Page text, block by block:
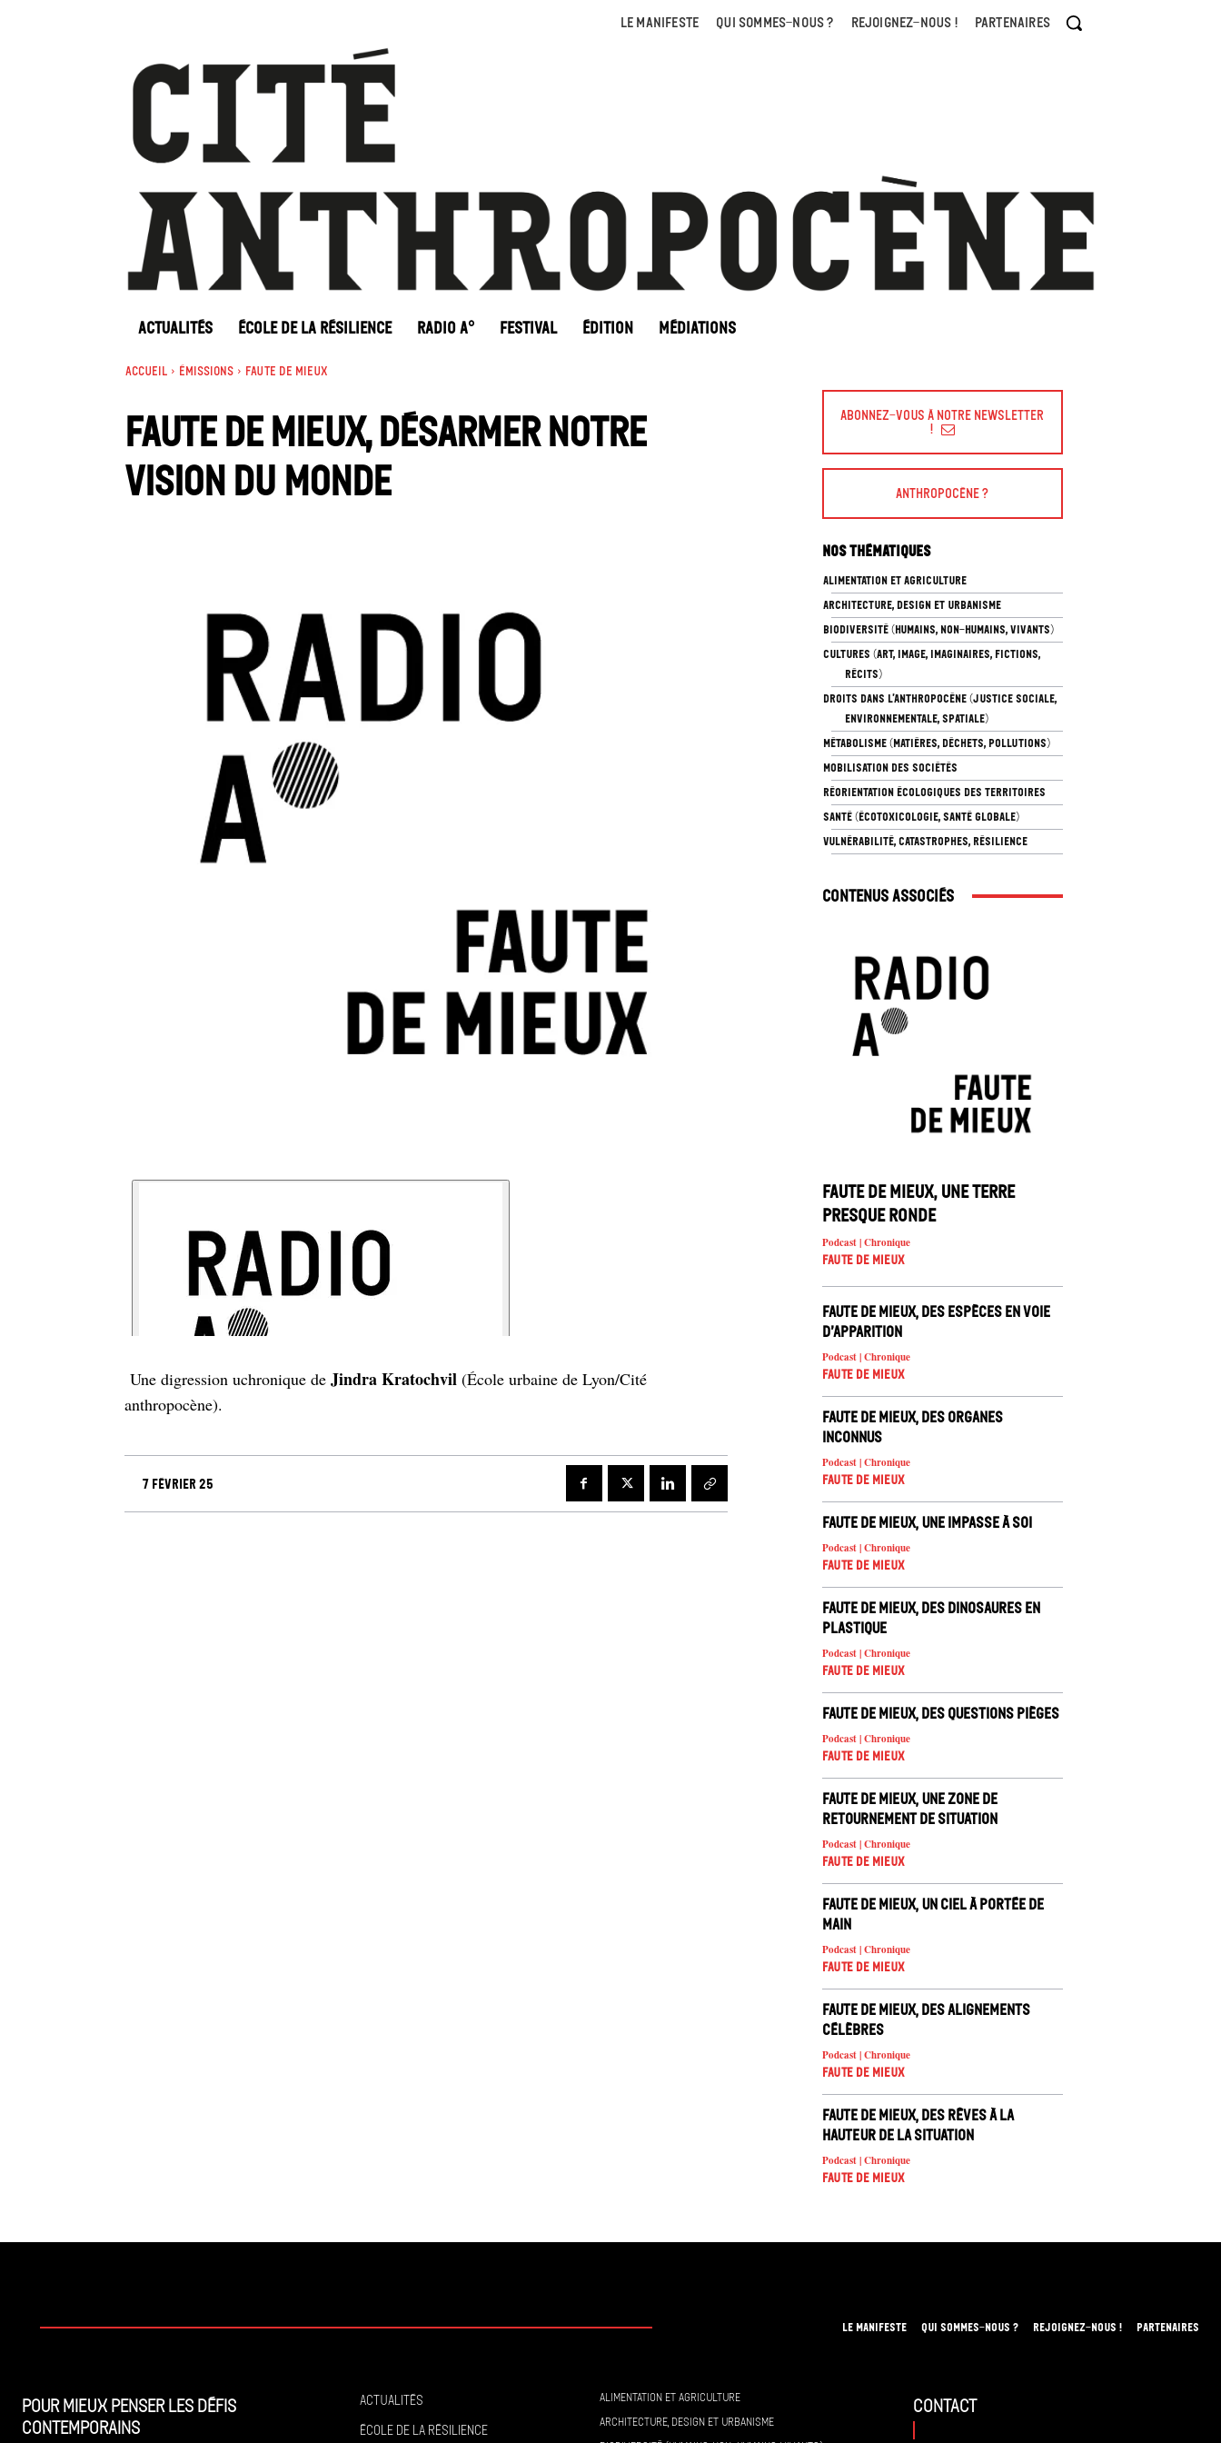
LE MANIFESTE QUI SOMMES-NOUS ? REJOIGNEZ-NOUS ! PARTENAIRES
ACTUALITÉS ÉCOLE DE LA RÉSILIENCE RADIO A° FESTIVAL ÉDITION MÉDIATIONS
Accueil Émissions Faute de mieux
Faute de mieux, désarmer notre
vision du monde
Une digression uchronique de Jindra Kratochvil (École urbaine de Lyon/Cité
anthropocène).
7 février 25
Abonnez-vous à Notre Newsletter
!
Anthropocène ?
Nos thématiques
ALIMENTATION ET AGRICULTURE
ARCHITECTURE, DESIGN ET URBANISME
BIODIVERSITÉ (HUMAINS, NON-HUMAINS, VIVANTS)
CULTURES (ART, IMAGE, IMAGINAIRES, FICTIONS,
RÉCITS)
DROITS DANS L’ANTHROPOCÈNE (JUSTICE SOCIALE,
ENVIRONNEMENTALE, SPATIALE)
MÉTABOLISME (MATIÈRES, DÉCHETS, POLLUTIONS)
MOBILISATION DES SOCIÉTÉS
RÉORIENTATION ÉCOLOGIQUES DES TERRITOIRES
SANTÉ (ÉCOTOXICOLOGIE, SANTÉ GLOBALE)
VULNÉRABILITÉ, CATASTROPHES, RÉSILIENCE
Contenus associés
Faute de mieux, une Terre
presque ronde
Podcast | Chronique
Faute de mieux
Faute de mieux, des espèces en voie
d’apparition
Podcast | Chronique
Faute de mieux
Faute de mieux, des organes
inconnus
Podcast | Chronique
Faute de mieux
Faute de mieux, une impasse à soi
Podcast | Chronique
Faute de mieux
Faute de mieux, des dinosaures en
plastique
Podcast | Chronique
Faute de mieux
Faute de mieux, des questions pièges
Podcast | Chronique
Faute de mieux
Faute de mieux, une zone de
retournement de situation
Podcast | Chronique
Faute de mieux
Faute de mieux, un ciel à portée de
main
Podcast | Chronique
Faute de mieux
Faute de mieux, des alignements
célèbres
Podcast | Chronique
Faute de mieux
Faute de mieux, des rêves à la
hauteur de la situation
Podcast | Chronique
Faute de mieux
LE MANIFESTE QUI SOMMES-NOUS ? REJOIGNEZ-NOUS ! PARTENAIRES
Pour mieux penser les défis
contemporains
Actualités
École de la résilience
ALIMENTATION ET AGRICULTURE
ARCHITECTURE, DESIGN ET URBANISME
contact